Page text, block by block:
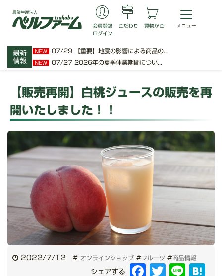
最新
情報
NEW 07/29 【重要】地震の影響による商品の...
NEW 07/27 2026年の夏季休業期間につい...
会員登録
ログイン
こだわり 買物かご
【販売再開】白桃ジュースの販売を再
開いたしました！！
2022/7/12 # オンラインショップ #フルーツ #商品情報
シェアする Facebook
Twitter Line